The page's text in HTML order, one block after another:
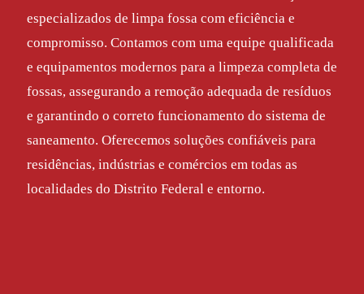
especializados de limpa fossa com eficiência e
compromisso. Contamos com uma equipe qualificada
e equipamentos modernos para a limpeza completa de
fossas, assegurando a remoção adequada de resíduos
e garantindo o correto funcionamento do sistema de
saneamento. Oferecemos soluções confiáveis para
residências, indústrias e comércios em todas as
localidades do Distrito Federal e entorno.